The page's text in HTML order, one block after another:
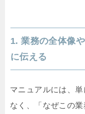
1. 業務の全体像
に伝える
マニュアルには、
なく、「なぜこの